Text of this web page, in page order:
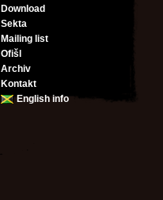
Download
Sekta
Mailing list
Ofišl
Archiv
Kontakt
English info